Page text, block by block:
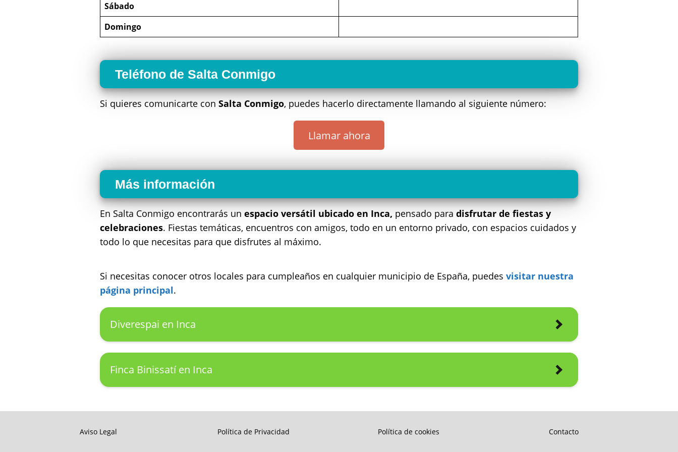
Sábado
Domingo
Teléfono de Salta Conmigo
Si quieres comunicarte con Salta Conmigo, puedes hacerlo directamente llamando al siguiente número:
Llamar ahora
Más información
En Salta Conmigo encontrarás un espacio versátil ubicado en Inca, pensado para disfrutar de fiestas y
celebraciones. Fiestas temáticas, encuentros con amigos, todo en un entorno privado, con espacios cuidados y
todo lo que necesitas para que disfrutes al máximo.
Si necesitas conocer otros locales para cumpleaños en cualquier municipio de España, puedes visitar nuestra
página principal.
Diverespai en Inca
Finca Binissatí en Inca
Aviso Legal Política de Privacidad Política de cookies Contacto